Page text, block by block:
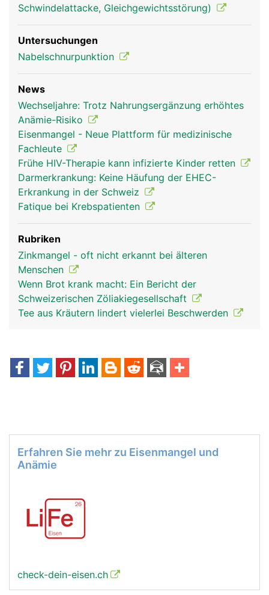
Schwindelattacke, Gleichgewichtsstörung)
Untersuchungen
Nabelschnurpunktion
News
Wechseljahre: Trotz Nahrungsergänzung erhöhtes
Anämie-Risiko
Eisenmangel - Neue Plattform für medizinische
Fachleute
Frühe HIV-Therapie kann infizierte Kinder retten
Darmerkrankung: Keine Häufung der EHEC-
Erkrankung in der Schweiz
Fatique bei Krebspatienten
Rubriken
Zinkmangel - oft nicht erkannt bei älteren
Menschen
Wenn Brot krank macht: Ein Bericht der
Schweizerischen Zöliakiegesellschaft
Tee aus Kräutern lindert vielerlei Beschwerden
Erfahren Sie mehr zu Eisenmangel und
Anämie
check-dein-eisen.ch